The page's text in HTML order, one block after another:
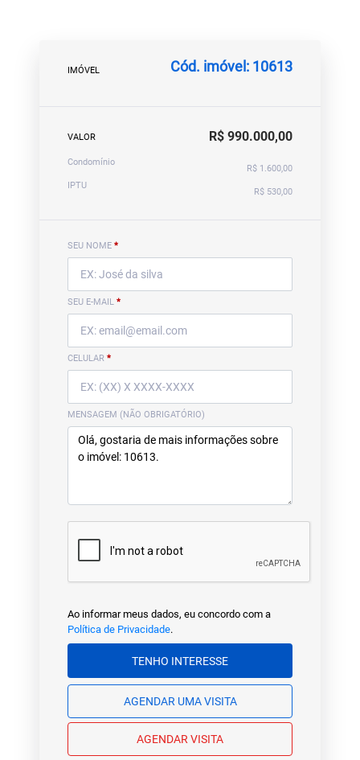
IMÓVEL Cód. imóvel: 10613
VALOR R$ 990.000,00
Condomínio
R$ 1.600,00
IPTU
R$ 530,00
SEU NOME *
SEU E-MAIL *
CELULAR *
MENSAGEM (NÃO OBRIGATÓRIO)
Ao informar meus dados, eu concordo com a
Política de Privacidade.
TENHO INTERESSE
AGENDAR UMA VISITA
AGENDAR VISITA